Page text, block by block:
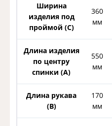
Ширина
изделия под
проймой (С)
360
мм
Длина изделия
по центру
спинки (A)
550
мм
Длина рукава
(B)
170
мм